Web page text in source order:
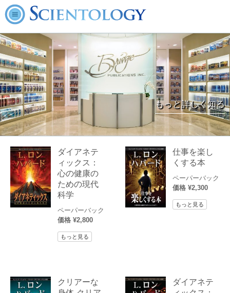
もっと詳しく知る
ダイアネテ
ィックス：
心の健康の
ための現代
科学
ペーパーバック
価格 ¥2,800
もっと見る
仕事を楽し
くする本
ペーパーバック
価格 ¥2,300
もっと見る
クリアーな
ダイアネテ